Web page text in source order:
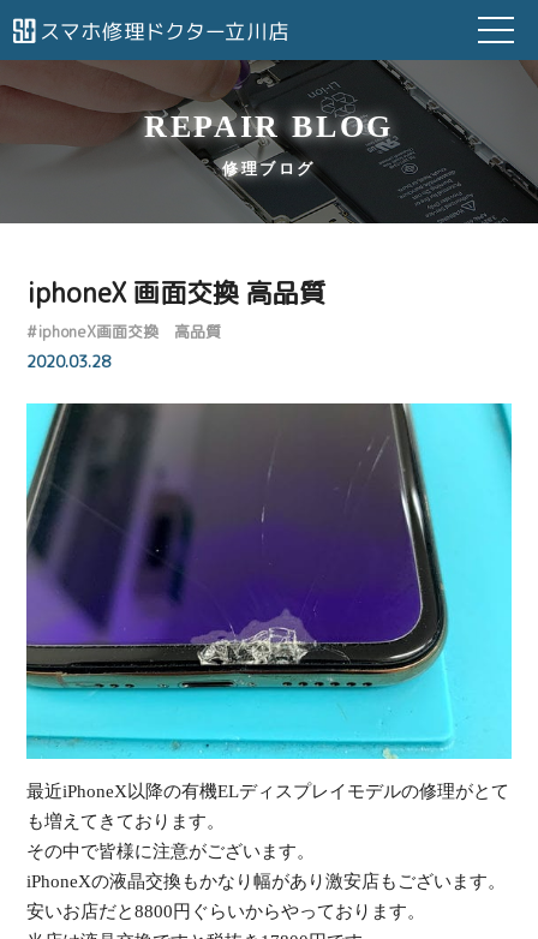
（
REPAIR BLOG
修理ブログ
iphoneX 画面交換 高品質
#iphoneX画面交換 高品質
2020.03.28
最近iPhoneX以降の有機ELディスプレイモデルの修理がとて
も増えてきております。
その中で皆様に注意がございます。
iPhoneXの液晶交換もかなり幅があり激安店もございます。
安いお店だと8800円ぐらいからやっております。